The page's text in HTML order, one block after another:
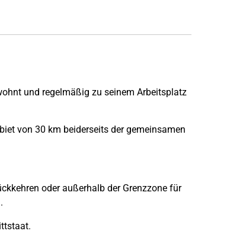
und regelmäßig zu seinem Arbeitsplatz
von 30 km beiderseits der gemeinsamen
oder außerhalb der Grenzzone für